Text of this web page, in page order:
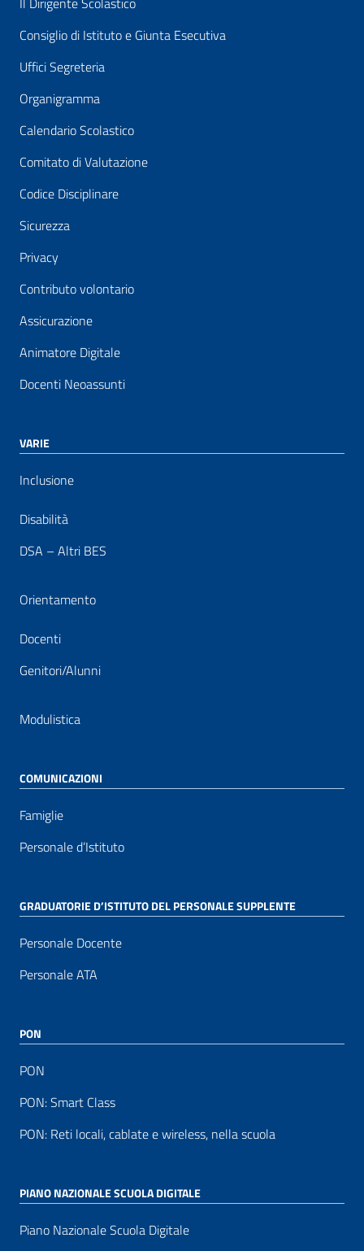
Consiglio di Istituto e Giunta Esecutiva
Uffici Segreteria
Organigramma
Calendario Scolastico
Comitato di Valutazione
Codice Disciplinare
Sicurezza
Privacy
Contributo volontario
Assicurazione
Animatore Digitale
Docenti Neoassunti
VARIE
Inclusione
Disabilità
DSA – Altri BES
Orientamento
Docenti
Genitori/Alunni
Modulistica
COMUNICAZIONI
Famiglie
Personale d’Istituto
GRADUATORIE D’ISTITUTO DEL PERSONALE SUPPLENTE
Personale Docente
Personale ATA
PON
PON
PON: Smart Class
PON: Reti locali, cablate e wireless, nella scuola
PIANO NAZIONALE SCUOLA DIGITALE
Piano Nazionale Scuola Digitale